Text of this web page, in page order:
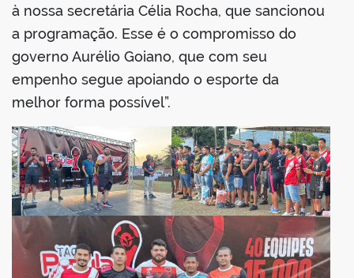
à nossa secretária Célia Rocha, que sancionou
a programação. Esse é o compromisso do
governo Aurélio Goiano, que com seu
empenho segue apoiando o esporte da
melhor forma possível”.